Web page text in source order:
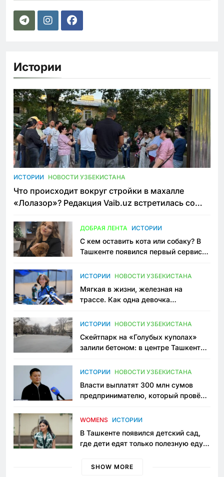
Истории
ИСТОРИИ НОВОСТИ УЗБЕКИСТАНА
Что происходит вокруг стройки в махалле
«Лолазор»? Редакция Vaib.uz встретилась со
ДОБРАЯ ЛЕНТА ИСТОРИИ
С кем оставить кота или собаку? В
Ташкенте появился первый сервис
ИСТОРИИ НОВОСТИ УЗБЕКИСТАНА
Мягкая в жизни, железная на
трассе. Как одна девочка
Узбекистане
ИСТОРИИ НОВОСТИ УЗБЕКИСТАНА
Скейтпарк на «Голубых куполах»
залили бетоном: в центре Ташкента
пространство
ИСТОРИИ НОВОСТИ УЗБЕКИСТАНА
Власти выплатят 300 млн сумов
предпринимателю, который провёл
приговору
WOMENS ИСТОРИИ
В Ташкенте появился детский сад,
где дети едят только полезную еду.
просить «кашу без сахара»
SHOW MORE